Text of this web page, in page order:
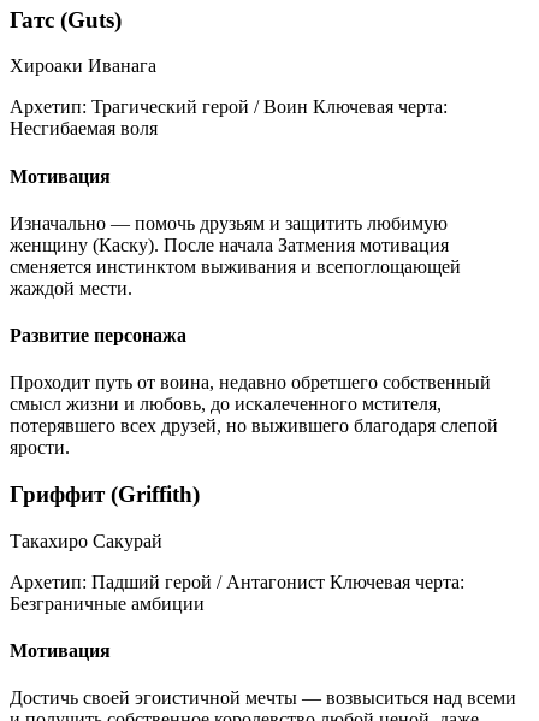
Гатс (Guts)
Хироаки Иванага
Архетип: Трагический герой / Воин Ключевая черта:
Несгибаемая воля
Мотивация
Изначально — помочь друзьям и защитить любимую
женщину (Каску). После начала Затмения мотивация
сменяется инстинктом выживания и всепоглощающей
жаждой мести.
Развитие персонажа
Проходит путь от воина, недавно обретшего собственный
смысл жизни и любовь, до искалеченного мстителя,
потерявшего всех друзей, но выжившего благодаря слепой
ярости.
Гриффит (Griffith)
Такахиро Сакурай
Архетип: Падший герой / Антагонист Ключевая черта:
Безграничные амбиции
Мотивация
Достичь своей эгоистичной мечты — возвыситься над всеми